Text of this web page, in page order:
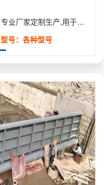
液压升降坝（液压活动坝）- 专业厂家定制生产,用于河道/防汛工程
型号：各种型号